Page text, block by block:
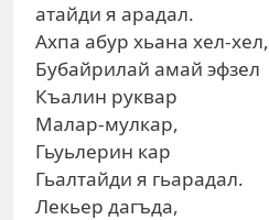
атайди я арадал.
Ахпа абур хьана хел-хел,
Бубайрилай амай эфзел
Къалин руквар
Малар-мулкар,
Гьуьлерин кар
Гьалтайди я гьарадал.
Лекьер дагъда,